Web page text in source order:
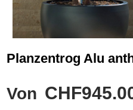
Planzentrog Alu
Von CHF